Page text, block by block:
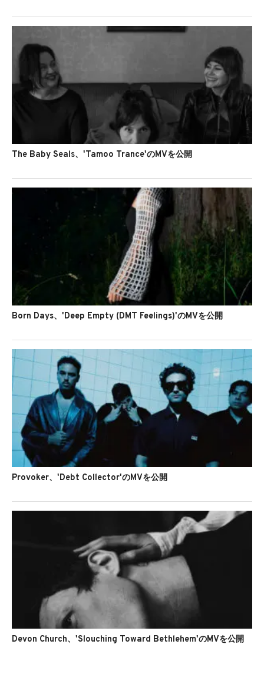
The Baby Seals、'Tamoo Trance'のMVを公開
Born Days、'Deep Empty (DMT Feelings)'のMVを公開
Provoker、'Debt Collector'のMVを公開
Devon Church、'Slouching Toward Bethlehem'のMVを公開